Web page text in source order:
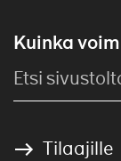
Kuinka
Tilaajille